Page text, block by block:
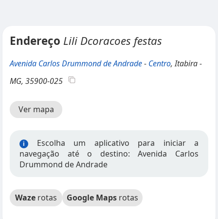
Endereço Lili Dcoracoes festas
Avenida Carlos Drummond de Andrade- Centro, Itabira -
MG, 35900-025
Ver mapa
i
Escolha um aplicativo para iniciar a
navegação até o destino: Avenida Carlos
Drummond de Andrade
Waze rotas Google Maps rotas